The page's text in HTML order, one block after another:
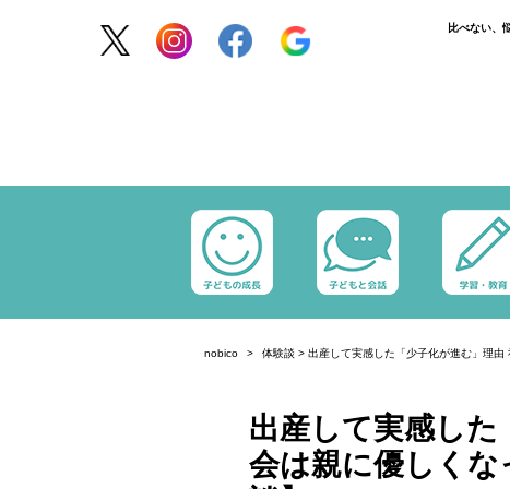
比べない、
nobico 体験談 > 出産して実感した「少子化が進む」理
出産して実感した
会は親に優しく